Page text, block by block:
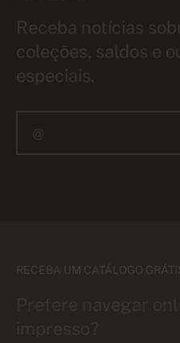
Receba notícias
coleções, saldos e
especiais.
RECEBA UM CATÁLOGO